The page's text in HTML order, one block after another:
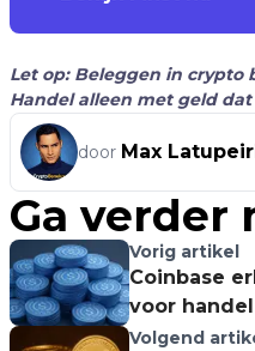
Let op: Beleggen in crypto
Handel alleen met geld
door Max
Ga verder
Vorig artikel
Coinbase
voor
Volgend